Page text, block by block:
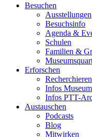
Besuchen
Ausstellungen
Besuchsinfo
Agenda &
Schulen
Familien &
Erforschen
Infos
Infos PTT-
Austauschen
Podcasts
Blog
Mitwirken